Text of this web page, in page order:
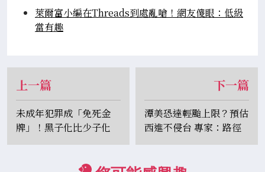
萊爾富小編在Threads到處亂嗆！網友傻眼：低級
當有趣
上一篇
未成年犯罪成「免死金
牌」！黑子化比少子化
慘…一票人建議：引進鞭
下一篇
潭美恐達輕颱上限？預估
西進不侵台 專家：路徑
變化仍複雜